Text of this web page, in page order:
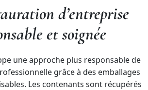
d’entreprise
et soignée
une approche plus responsable de
grâce à des emballages
Les contenants sont récupérés